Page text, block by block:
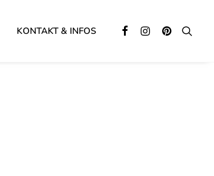
KONTAKT & INFOS